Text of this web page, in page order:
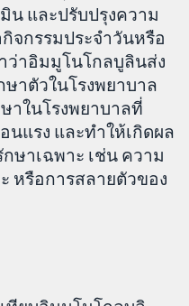
น และปรับปรุงความ
จกรรมประจำวันหรือ
ว่าอิมมูโนโกลบูลินส่ง
ษาตัวในโรงพยาบาล
าในโรงพยาบาลที่
นแรง และทำให้เกิดผล
ษาเฉพาะ เช่น ความ
หรือการสลายตัวของ